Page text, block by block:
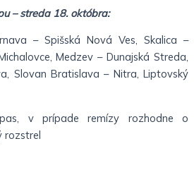
– streda 18. októbra:
– Spišská Nová Ves, Skalica –
Medzev – Dunajská Streda,
Slovan Bratislava – Nitra, Liptovský
v prípade remízy rozhodne o
rozstrel